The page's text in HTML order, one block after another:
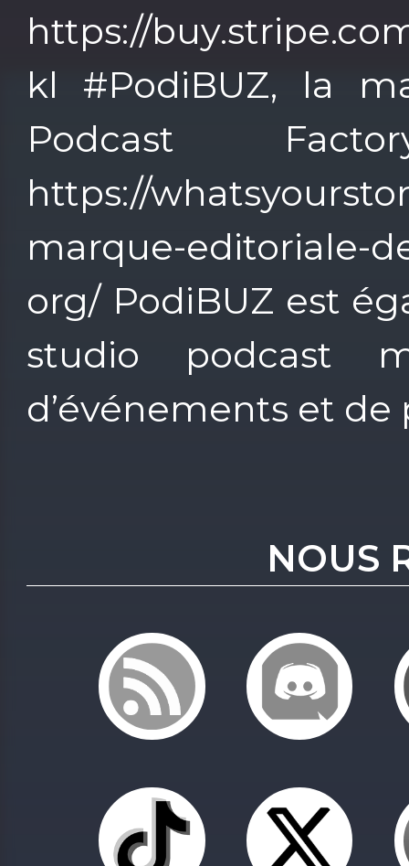
https://
kl #PodiBUZ, la
Podcast
https://
marque-editoriale-
org/ PodiBUZ est
studio podcast
d’événements et
NOUS